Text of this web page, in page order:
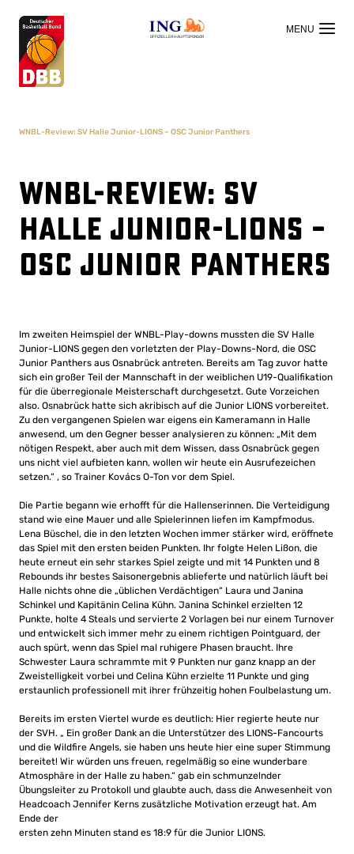
OFFIZIELLER HAUPTSPONSOR
WNBL-Review: SV Halle Junior-LIONS – OSC Junior Panthers
WNBL-Review: SV
Halle Junior-LIONS –
OSC Junior Panthers
Im zweiten Heimspiel der WNBL-Play-downs mussten die SV Halle
Junior-LIONS gegen den vorletzten der Play-Downs-Nord, die OSC
Junior Panthers aus Osnabrück antreten. Bereits am Tag zuvor hatte
sich ein großer Teil der Mannschaft in der weiblichen U19-Qualifikation
für die überregionale Meisterschaft durchgesetzt. Gute Vorzeichen
also. Osnabrück hatte sich akribisch auf die Junior LIONS vorbereitet.
Zu den vergangenen Spielen war eigens ein Kameramann in Halle
anwesend, um den Gegner besser analysieren zu können: „Mit dem
nötigen Respekt, aber auch mit dem Wissen, dass Osnabrück gegen
uns nicht viel aufbieten kann, wollen wir heute ein Ausrufezeichen
setzen.“ , so Trainer Kovács O-Ton vor dem Spiel.
Die Partie begann wie erhofft für die Hallenserinnen. Die Verteidigung
stand wie eine Mauer und alle Spielerinnen liefen im Kampfmodus.
Lena Büschel, die in den letzten Wochen immer stärker wird, eröffnete
das Spiel mit den ersten beiden Punkten. Ihr folgte Helen Lißon, die
heute erneut ein sehr starkes Spiel zeigte und mit 14 Punkten und 8
Rebounds ihr bestes Saisonergebnis ablieferte und natürlich läuft bei
Halle nichts ohne die „üblichen Verdächtigen“ Laura und Janina
Schinkel und Kapitänin Celina Kühn. Janina Schinkel erzielten 12
Punkte, holte 4 Steals und servierte 2 Vorlagen bei nur einem Turnover
und entwickelt sich immer mehr zu einem richtigen Pointguard, der
auch spürt, wenn das Spiel mal ruhigere Phasen braucht. Ihre
Schwester Laura schrammte mit 9 Punkten nur ganz knapp an der
Zweistelligkeit vorbei und Celina Kühn erzielte 11 Punkte und ging
erstaunlich professionell mit ihrer frühzeitig hohen Foulbelastung um.
Bereits im ersten Viertel wurde es deutlich: Hier regierte heute nur
der SVH. „ Ein großer Dank an die Unterstützer des LIONS-Fancourts
und die Wildfire Angels, sie haben uns heute hier eine super Stimmung
bereitet! Wir würden uns freuen, regelmäßig so eine wunderbare
Atmosphäre in der Halle zu haben.“ gab ein schmunzelnder
Übungsleiter zu Protokoll und glaubte auch, dass die Anwesenheit von
Headcoach Jennifer Kerns zusätzliche Motivation erzeugt hat. Am
Ende der
ersten zehn Minuten stand es 18:9 für die Junior LIONS.